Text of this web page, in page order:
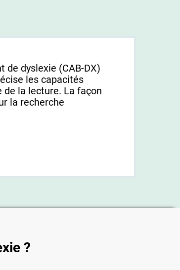
de dyslexie (CAB-DX)
les capacités
la lecture. La façon
la recherche
?